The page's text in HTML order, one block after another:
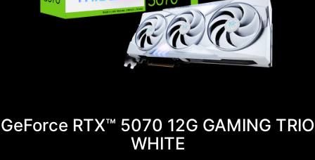
GeForce RTX™ 5070 12G GAMING TRIO
WHITE